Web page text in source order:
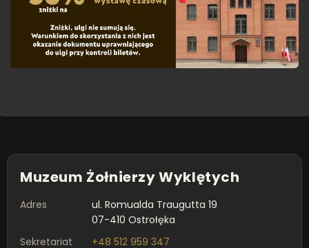
Muzeum Żołnierzy Wyklętych
Adres
ul. Romualda Traugutta 19
07-410 Ostrołęka
Sekretariat
+48 512 959 347